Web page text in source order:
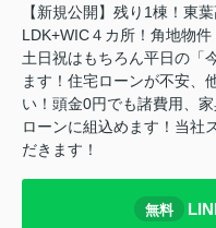
【新規公開】残り1棟！東
LDK+WIC４カ所！角地物件
土日祝はもちろん平日の「
ます！住宅ローンが不安、
い！頭金0円でも諸費用、
ローンに組込めます！当社
だきます！
無料